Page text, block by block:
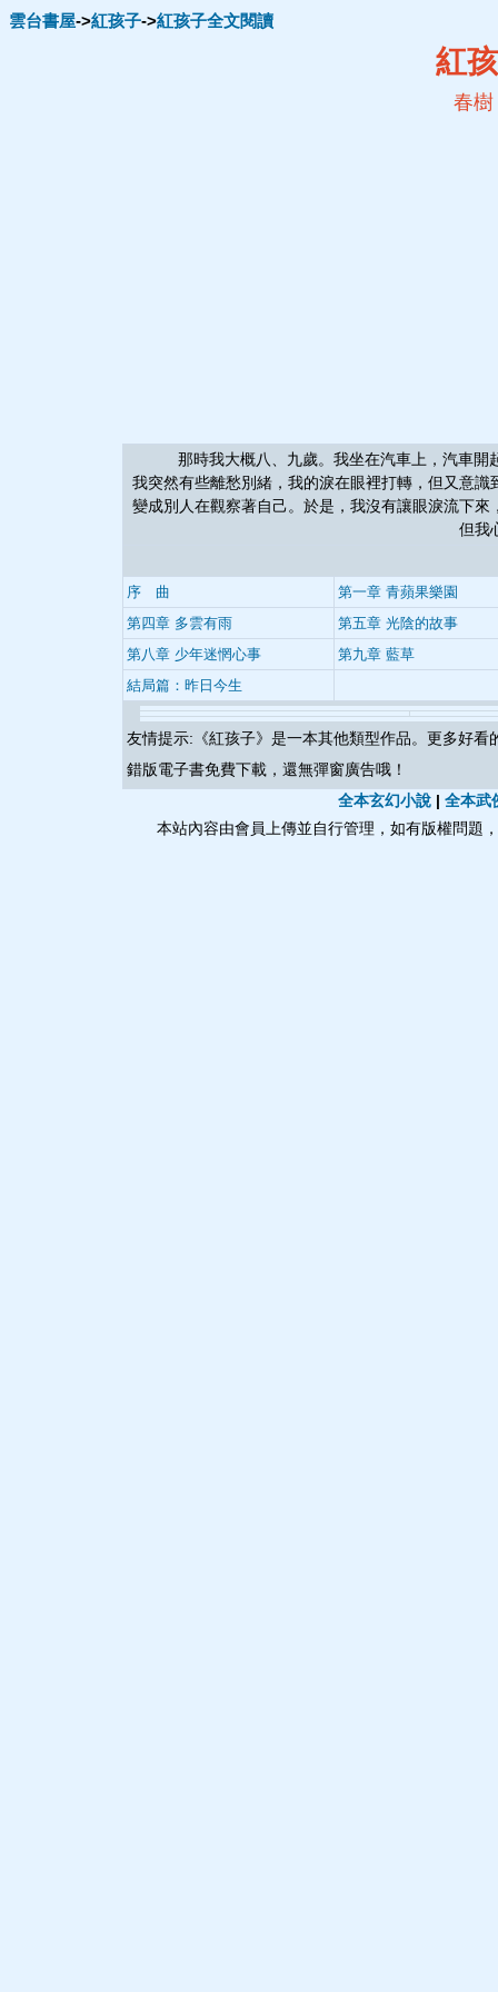
雲台書屋->紅孩子->紅孩子全文閱讀
紅
春樹
那時我大概八、九歲。我坐在汽車上，汽車開起
我突然有些離愁別緒，我的淚在眼裡打轉，但又意
變成別人在觀察著自己。於是，我沒有讓眼淚流下
但我
序 曲
第一章 青蘋果樂園
第四章 多雲有雨
第五章 光陰的故事
第八章 少年迷惘心事
第九章 藍草
結局篇：昨日今生
友情提示:《紅孩子》是一本其他類型作品。更多好看
錯版電子書免費下載，還無彈窗廣告哦！
全本玄幻小說 | 全本武
本站內容由會員上傳並自行管理，如有版權問題